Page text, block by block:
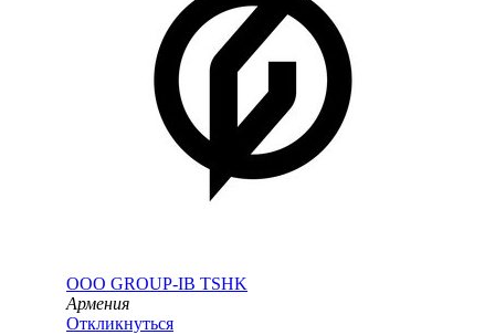
ООО GROUP-IB TSHK
Армения
Откликнуться